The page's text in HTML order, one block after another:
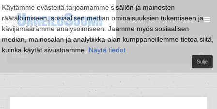
Käytämme evästeitä tarjoamamme sisällön ja mainosten
räätälöimiseen, sosiaalisen median ominaisuuksien tukemiseen ja
kävijämäärämme analysoimiseen. Jaamme myös sosiaalisen
median, mainosalan ja analytiikka-alan kumppaneillemme tietoa siitä,
kuinka käytät sivustoamme. Näytä tiedot
Sulje